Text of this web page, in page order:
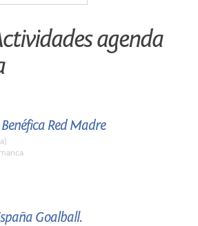
agenda
Red Madre
Goalball.